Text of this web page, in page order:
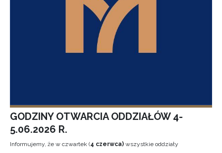
GODZINY OTWARCIA ODDZIAŁÓW 4-
5.06.2026 R.
Informujemy, że w czwartek (4 czerwca) wszystkie oddziały